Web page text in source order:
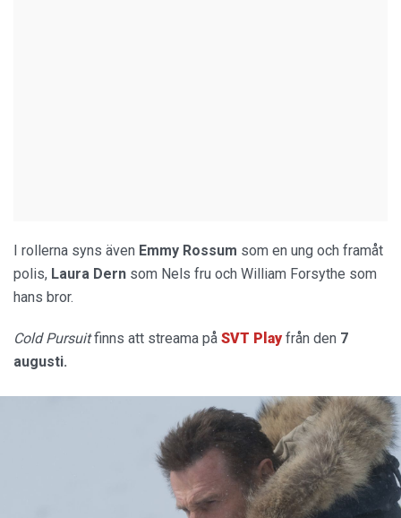
I rollerna syns även Emmy Rossum som en ung och framåt
polis, Laura Dern som Nels fru och William Forsythe som
hans bror.
Cold Pursuitfinns att streama på SVT Playfrån den 7
augusti.